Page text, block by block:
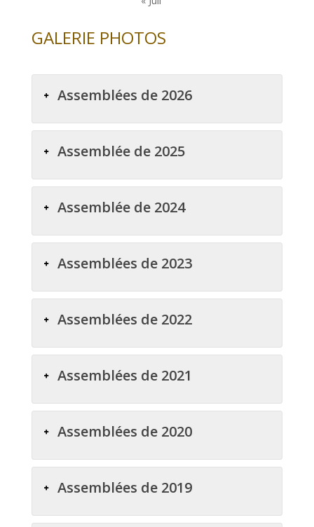
GALERIE PHOTOS
Assemblées de 2026
Assemblée de 2025
Assemblée de 2024
Assemblées de 2023
Assemblées de 2022
Assemblées de 2021
Assemblées de 2020
Assemblées de 2019